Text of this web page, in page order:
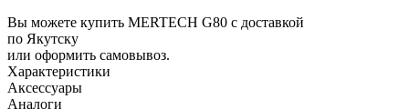
Вы можете купить MERTECH G80 с доставкой
по Якутску
или оформить самовывоз.
Характеристики
Аксессуары
Аналоги